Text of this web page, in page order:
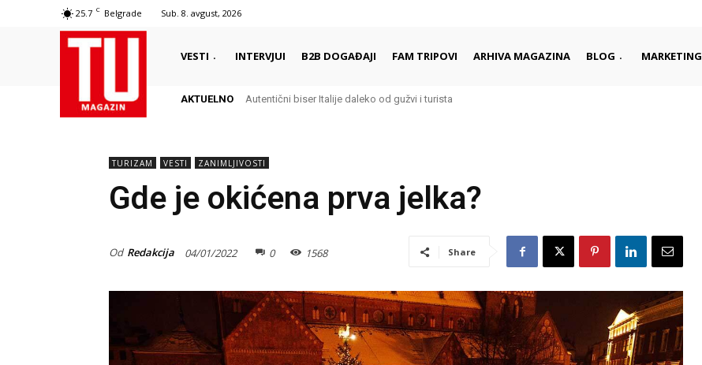
25.7 C Belgrade Sub. 8. avgust, 2026
VESTI INTERVJUI B2B DOGAĐAJI FAM TRIPOVI ARHIVA MAGAZINA BLOG MARKETING
AKTUELNO Autentični biser Italije daleko od gužvi i turista
TURIZAM VESTI ZANIMLJIVOSTI
Gde je okićena prva jelka?
Od Redakcija 04/01/2022 0 1568 Share